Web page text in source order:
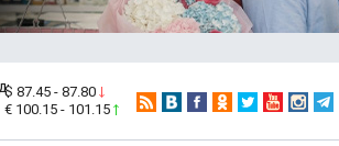
$ 87.45 - 87.80
€ 100.15 - 101.15